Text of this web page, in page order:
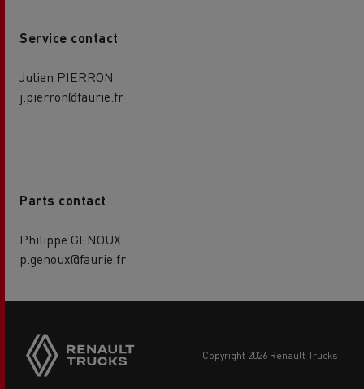
Service contact
Julien PIERRON
j.pierron@faurie.fr
Parts contact
Philippe GENOUX
p.genoux@faurie.fr
copyright 2026 Renault Trucks